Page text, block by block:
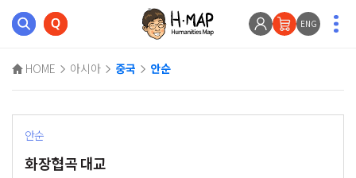
ENG
HOME 아시아 중국 안순
안순
화장협곡 대교